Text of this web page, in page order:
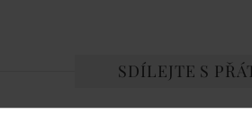
SDÍLEJTE S